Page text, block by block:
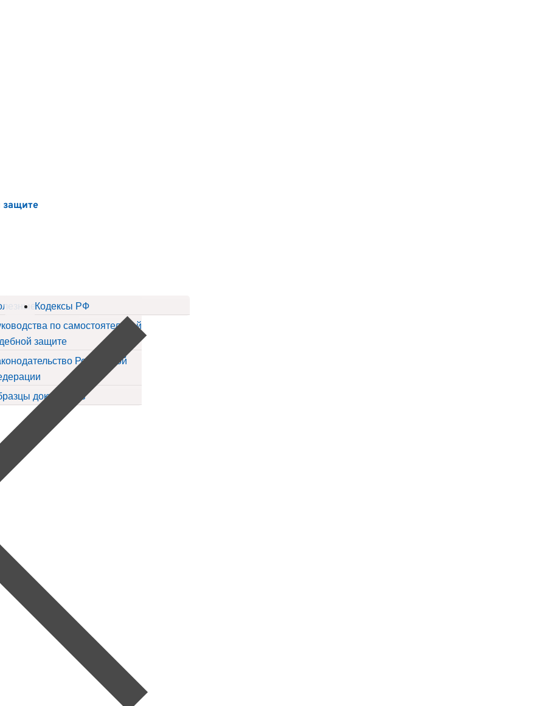
статьи
по самостоятельной
защите
Российской
Кодексы РФ
документов
защите